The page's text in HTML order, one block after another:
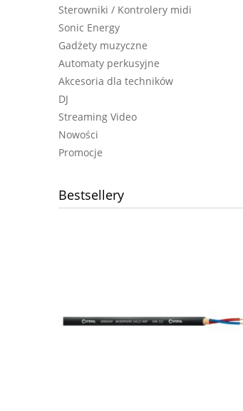
Sterowniki / Kontrolery midi
Sonic Energy
Gadżety muzyczne
Automaty perkusyjne
Akcesoria dla techników
DJ
Streaming Video
Nowości
Promocje
Bestsellery